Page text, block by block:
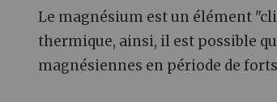
Le magnésium est un élément
thermique, ainsi, il est possible
magnésiennes en période de